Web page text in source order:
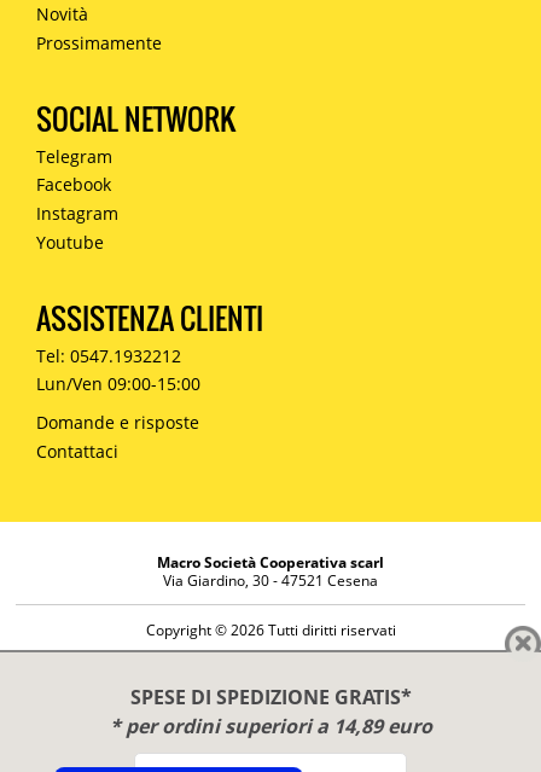
SPESE DI SPEDIZIONE GRATIS*
* per ordini superiori a 14,89 euro
Novità
Prossimamente
SOCIAL NETWORK
Telegram
Facebook
Instagram
Youtube
ASSISTENZA CLIENTI
Tel: 0547.1932212
Lun/Ven 09:00-15:00
Domande e risposte
Contattaci
Macro Società Cooperativa scarl
Via Giardino, 30 - 47521 Cesena
Copyright © 2026 Tutti diritti riservati
Diritto di reso
Privacy Policy